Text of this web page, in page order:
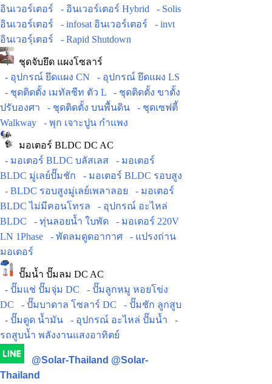
อินเวอร์เตอร์
- อินเวอร์เตอร์ Hybrid
- Solis
อินเวอร์เตอร์
- infosat อินเวอร์เตอร์
- invt
อินเวอร์ฺเตอร์
- Rapid Shutdown
ชุดจับยึด แผงโซลาร์
- อุปกรณ์ ยึดแผง CN
- อุปกรณ์ ยึดแผง LS
- ชุดติดตั้ง เมทัลชีท ตัว L
- ชุดติดตั้ง ขาตั้ง
ปรับองศา
- ชุดติดตั้ง บนพื้นดิน
- ชุดเซฟตี้
Walkway
- พุก เจาะปูน กำแพง
มอเตอร์ BLDC DC AC
- มอเตอร์ BLDC บลัสเลส
- มอเตอร์
BLDC มู่เลย์ปั๊มชัก
- มอเตอร์ BLDC รอบสูง
- BLDC รอบสูงมู่เลย์เพลาลอย
- มอเตอร์
BLDC ไม่มีคอนโทรล
- อุปกรณ์ อะไหล่
BLDC
- ทุ่นลอยน้ำ ใบพัด
- มอเตอร์ 220V
LN 1Phase
- พัดลมดูดอากาศ
- แปรงถ่าน
มอเตอร์
ปั๊มน้ำ ปั๊มลม DC AC
- ปั๊มแช่ ปั๊มจุ่ม DC
- ปั๊มลูกหมู หอยโข่ง
DC
- ปั๊มบาดาล โซลาร์ DC
- ปั๊มชัก ลูกสูบ
- ปั๊มดูด น้ำมัน
- อุปกรณ์ อะไหล่ ปั๊มน้ำ
-
รถสูบน้ำ พลังงานแสงอาทิตย์
@Solar-Thailand @Solar-
Thailand